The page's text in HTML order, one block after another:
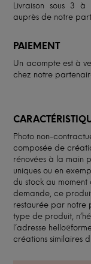
Livraison sous 3 à
auprès de notre
PAIEMENT
Un acompte est à
chez notre
Photo non-
composée de
rénovées à la main
uniques ou en
du stock au
demande, ce
restaurée par notre
type de produit,
l’adresse
créations similaires